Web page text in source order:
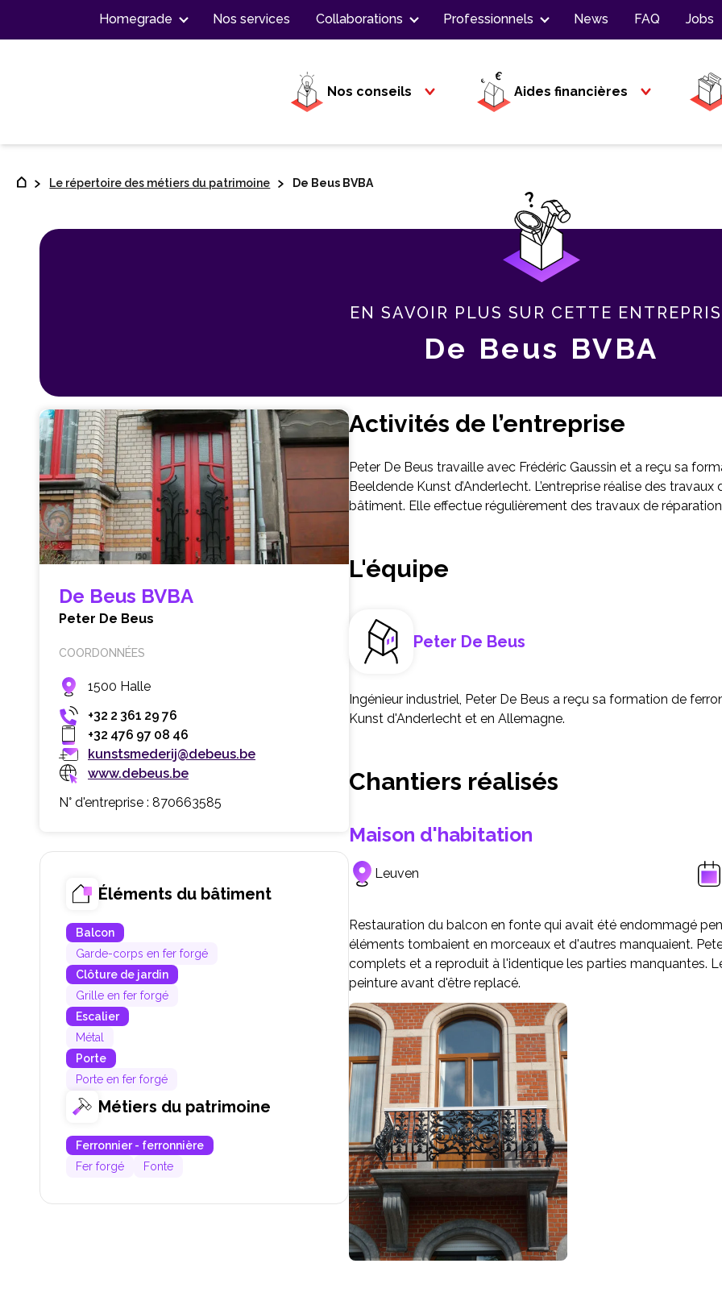
Homegrade Nos services Collaborations Professionnels News FAQ Jobs
Nos conseils Aides financières
Le répertoire des métiers du patrimoine De Beus BVBA
EN SAVOIR PLUS SUR CETTE
De Beus BVBA
De Beus BVBA
Peter De Beus
COORDONNÉES
1500 Halle
+32 2 361 29 76
+32 476 97 08 46
kunstsmederij@debeus.be
www.debeus.be
N° d'entreprise : 870663585
Éléments du bâtiment
Balcon
Garde-corps en fer forgé
Clôture de jardin
Grille en fer forgé
Escalier
Métal
Porte
Porte en fer forgé
Métiers du patrimoine
Ferronnier - ferronnière
Fer forgé
Fonte
Activités de l’entreprise
Peter De Beus travaille avec Frédéric Gaussin et a reçu sa
Beeldende Kunst d’Anderlecht. L’entreprise réalise des
bâtiment. Elle effectue régulièrement des travaux de
L'équipe
Peter De Beus
Ingénieur industriel, Peter De Beus a reçu sa formation de
Kunst d'Anderlecht et en Allemagne.
Chantiers réalisés
Maison d'habitation
Leuven
Restauration du balcon en fonte qui avait été endommagé
éléments tombaient en morceaux et d'autres manquaient.
complets et a reproduit à l'identique les parties manquantes.
peinture avant d'être replacé.